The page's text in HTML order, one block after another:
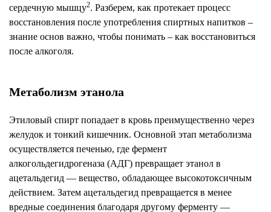
сердечную мышцу2. Разберем, как протекает процесс
восстановления после употребления спиртных напитков –
знание основ важно, чтобы понимать – как восстановиться
после алкоголя.
Метаболизм этанола
Этиловый спирт попадает в кровь преимущественно через
желудок и тонкий кишечник. Основной этап метаболизма
осуществляется печенью, где фермент
алкогольдегидрогеназа (АДГ) превращает этанол в
ацетальдегид — вещество, обладающее высокотоксичным
действием. Затем ацетальдегид превращается в менее
вредные соединения благодаря другому ферменту —